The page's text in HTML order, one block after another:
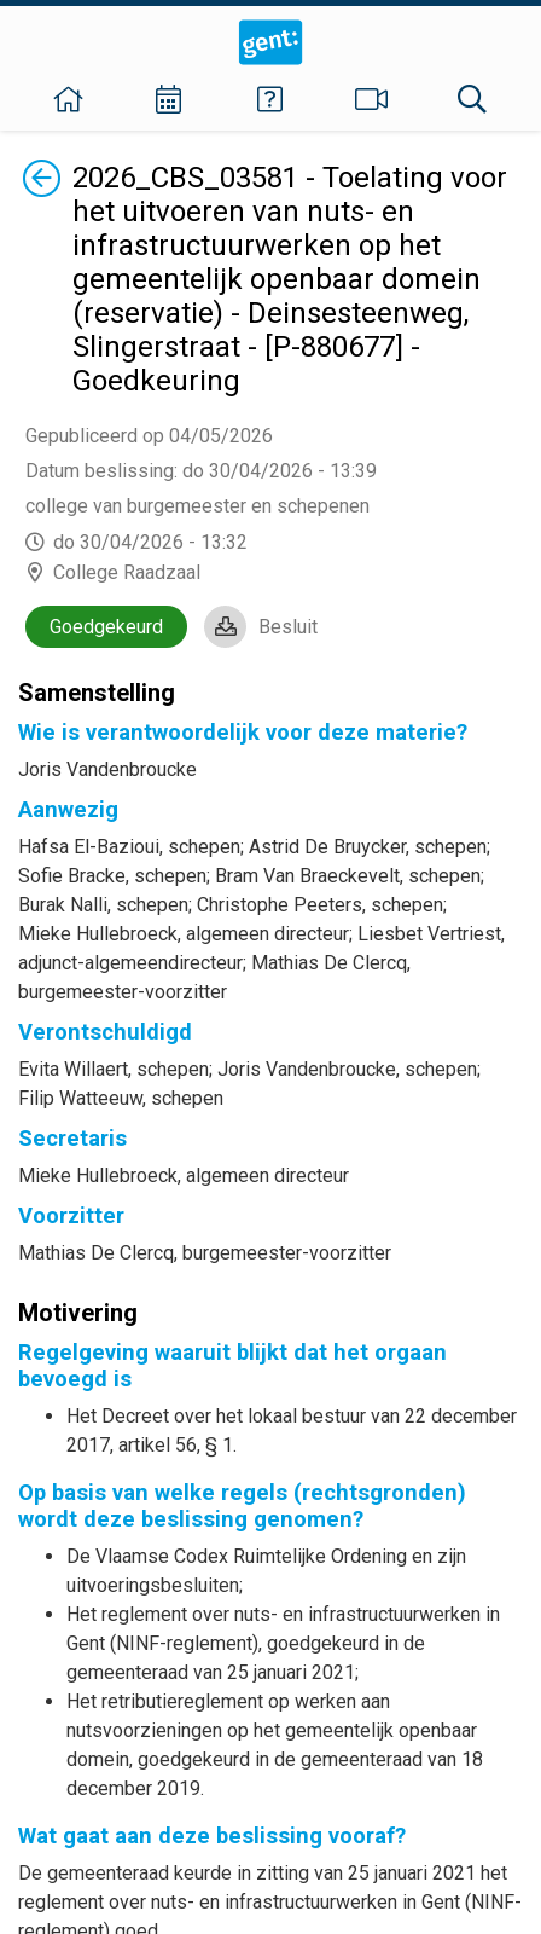
Terug2026_CBS_03581 - Toelating voor
het uitvoeren van nuts- en
infrastructuurwerken op het
gemeentelijk openbaar domein
(reservatie) - Deinsesteenweg,
Slingerstraat - [P-880677] -
Goedkeuring
Gepubliceerd op 04/05/2026
Datum beslissing: do 30/04/2026 - 13:39
college van burgemeester en schepenen
do 30/04/2026 - 13:32
College Raadzaal
Goedgekeurd Besluit
Samenstelling
Wie is verantwoordelijk voor deze materie?
Joris Vandenbroucke
Aanwezig
Hafsa El-Bazioui, schepen; Astrid De Bruycker, schepen;
Sofie Bracke, schepen; Bram Van Braeckevelt, schepen;
Burak Nalli, schepen; Christophe Peeters, schepen;
Mieke Hullebroeck, algemeen directeur; Liesbet Vertriest,
adjunct-algemeendirecteur; Mathias De Clercq,
burgemeester-voorzitter
Verontschuldigd
Evita Willaert, schepen; Joris Vandenbroucke, schepen;
Filip Watteeuw, schepen
Secretaris
Mieke Hullebroeck, algemeen directeur
Voorzitter
Mathias De Clercq, burgemeester-voorzitter
Motivering
Regelgeving waaruit blijkt dat het orgaan
bevoegd is
Het Decreet over het lokaal bestuur van 22 december
2017, artikel 56, § 1.
Op basis van welke regels (rechtsgronden)
wordt deze beslissing genomen?
De Vlaamse Codex Ruimtelijke Ordening en zijn
uitvoeringsbesluiten;
Het reglement over nuts- en infrastructuurwerken in
Gent (NINF-reglement), goedgekeurd in de
gemeenteraad van 25 januari 2021;
Het retributiereglement op werken aan
nutsvoorzieningen op het gemeentelijk openbaar
domein, goedgekeurd in de gemeenteraad van 18
december 2019.
Wat gaat aan deze beslissing vooraf?
De gemeenteraad keurde in zitting van 25 januari 2021 het
reglement over nuts- en infrastructuurwerken in Gent (NINF-